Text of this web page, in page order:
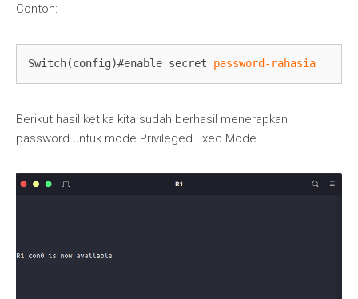
Contoh:
Switch(config)#enable secret password-rahasia
Berikut hasil ketika kita sudah berhasil menerapkan
password untuk mode Privileged Exec Mode